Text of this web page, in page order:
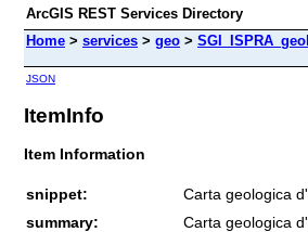
ArcGIS REST Services Directory
Home > services > geo >
JSON
ItemInfo
Item Information
snippet:
Carta geologica
summary:
Carta geologica